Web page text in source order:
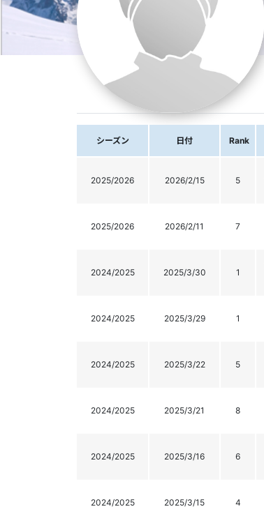
シーズン 日付 Rank
2025/2026 2026/2/15 5
2025/2026 2026/2/11 7
2024/2025 2025/3/30 1
2024/2025 2025/3/29 1
2024/2025 2025/3/22 5
2024/2025 2025/3/21 8
2024/2025 2025/3/16 6
2024/2025 2025/3/15 4